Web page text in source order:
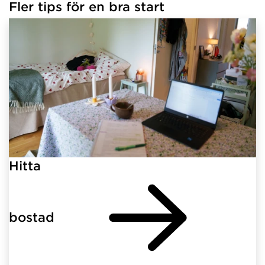
Fler tips för en bra start
Hitta
bostad